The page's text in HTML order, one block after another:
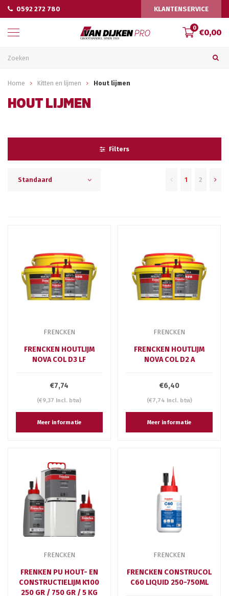
0592 272 780 KLANTENSERVICE
0 €0,00
Home Kitten en lijmen Hout lijmen
HOUT LIJMEN
Filters
Standaard 1 2
FRENCKEN
FRENCKEN HOUTLIJM
NOVA COL D3 LF
€7,74
(€9,37 Incl. btw)
Meer informatie
FRENCKEN
FRENCKEN HOUTLIJM
NOVA COL D2 A
€6,40
(€7,74 Incl. btw)
Meer informatie
FRENCKEN
FRENKEN PU HOUT- EN
CONSTRUCTIELIJM K100
250 GR / 750 GR / 5 KG
FRENCKEN
FRENCKEN CONSTRUCOL
C60 LIQUID 250-750ML